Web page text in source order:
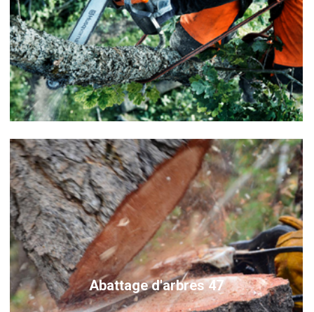
Abattage d'arbres 47